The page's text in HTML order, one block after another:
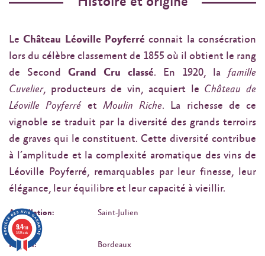
LeChâteau Léoville Poyferré connait la consécration
lors du célèbre classement de 1855 où il obtient le rang
de Second Grand Cru classé. En 1920, la famille
Cuvelier, producteurs de vin, acquiert le Château de
Léoville Poyferré et Moulin Riche. La richesse de ce
vignoble se traduit par la diversité des grands terroirs
de graves qui le constituent. Cette diversité contribue
à l’amplitude et la complexité aromatique des vins de
Léoville Poyferré, remarquables par leur finesse, leur
élégance, leur équilibre et leur capacité à vieillir.
Appellation: Saint-Julien
Région: Bordeaux
9.4/10
3638 avis